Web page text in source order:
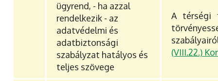
ügyrend, - ha azzal
rendelkezik - az
adatvédelmi és
adatbiztonsági
szabályzat hatályos és
teljes szövege
A térségi
(VIII.22.)